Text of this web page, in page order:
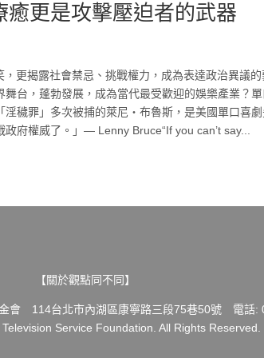
更是攻擊壓迫者的武器
更揭露社會禁忌、挑戰權力，成為表達政治異議的
台，蓬勃發展，成為當代最受歡迎的娛樂產業？
穢罪」多次被捕的萊尼・布魯斯，是美國單口喜
府權威了。」― Lenny Bruce“If you can’t say...
【關於觀點同不同】
會 114台北市內湖區康寧路三段75巷50號 電話:
Service Foundation. All Rights Reserved.